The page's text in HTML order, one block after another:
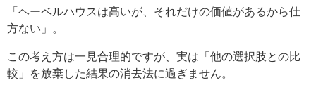
「ヘーベルハウスは高いが、それだけの価値があるから仕
方ない」。
この考え方は一見合理的ですが、実は「他の選択肢との比
較」を放棄した結果の消去法に過ぎません。